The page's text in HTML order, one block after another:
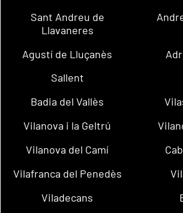
Sant Andreu de
Llavaneres
Agustí de Lluçanès
Sallent
Badia del Vallès
Vilanova i la Geltrú
Vilanova del Camí
Vilafranca del Penedès
Viladecans